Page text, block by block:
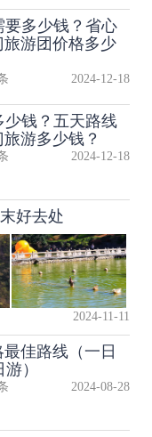
要多少钱？省心
游团价格多少
2024-12-18
少钱？五天路线
游多少钱？
2024-12-18
好去处
2024-11-11
佳路线（一日
）
2024-08-28